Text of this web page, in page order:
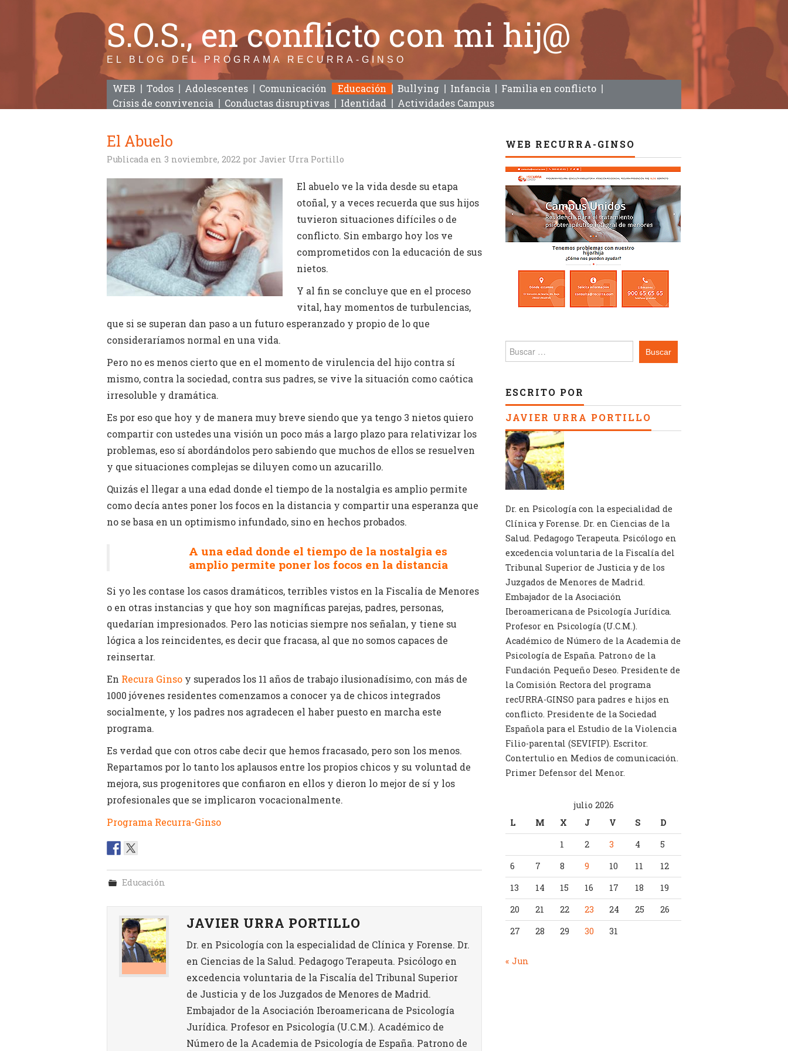
S.O.S., en conflicto con mi hij@
EL BLOG DEL PROGRAMA RECURRA-GINSO
WEB Todos Adolescentes Comunicación Educación Bullying Infancia
Familia en conflicto
Crisis de convivencia
Conductas disruptivas Identidad Actividades Campus
El Abuelo
Publicada en 3 noviembre, 2022 por Javier Urra Portillo
El abuelo ve la vida desde su etapa
otoñal, y a veces recuerda que sus hijos
tuvieron situaciones difíciles o de
conflicto. Sin embargo hoy los ve
comprometidos con la educación de sus
nietos.
Y al fin se concluye que en el proceso
vital, hay momentos de turbulencias,
que si se superan dan paso a un futuro esperanzado y propio de lo que
consideraríamos normal en una vida.
Pero no es menos cierto que en el momento de virulencia del hijo contra sí
mismo, contra la sociedad, contra sus padres, se vive la situación como caótica
irresoluble y dramática.
Es por eso que hoy y de manera muy breve siendo que ya tengo 3 nietos quiero
compartir con ustedes una visión un poco más a largo plazo para relativizar los
problemas, eso sí abordándolos pero sabiendo que muchos de ellos se resuelven
y que situaciones complejas se diluyen como un azucarillo.
Quizás el llegar a una edad donde el tiempo de la nostalgia es amplio permite
como decía antes poner los focos en la distancia y compartir una esperanza que
no se basa en un optimismo infundado, sino en hechos probados.
A una edad donde el tiempo de la nostalgia es
amplio permite poner los focos en la distancia
Si yo les contase los casos dramáticos, terribles vistos en la Fiscalía de Menores
o en otras instancias y que hoy son magníficas parejas, padres, personas,
quedarían impresionados. Pero las noticias siempre nos señalan, y tiene su
lógica a los reincidentes, es decir que fracasa, al que no somos capaces de
reinsertar.
En Recura Ginso y superados los 11 años de trabajo ilusionadísimo, con más de
1000 jóvenes residentes comenzamos a conocer ya de chicos integrados
socialmente, y los padres nos agradecen el haber puesto en marcha este
programa.
Es verdad que con otros cabe decir que hemos fracasado, pero son los menos.
Repartamos por lo tanto los aplausos entre los propios chicos y su voluntad de
mejora, sus progenitores que confiaron en ellos y dieron lo mejor de sí y los
profesionales que se implicaron vocacionalmente.
Programa Recurra-Ginso
Educación
JAVIER URRA PORTILLO
Dr. en Psicología con la especialidad de Clínica y Forense. Dr.
en Ciencias de la Salud. Pedagogo Terapeuta. Psicólogo en
excedencia voluntaria de la Fiscalía del Tribunal Superior
de Justicia y de los Juzgados de Menores de Madrid.
Embajador de la Asociación Iberoamericana de Psicología
Jurídica. Profesor en Psicología (U.C.M.). Académico de
Número de la Academia de Psicología de España. Patrono de
WEB RECURRA-GINSO
Buscar:
ESCRITO POR
JAVIER URRA PORTILLO
Dr. en Psicología con la especialidad de
Clínica y Forense. Dr. en Ciencias de la
Salud. Pedagogo Terapeuta. Psicólogo en
excedencia voluntaria de la Fiscalía del
Tribunal Superior de Justicia y de los
Juzgados de Menores de Madrid.
Embajador de la Asociación
Iberoamericana de Psicología Jurídica.
Profesor en Psicología (U.C.M.).
Académico de Número de la Academia de
Psicología de España. Patrono de la
Fundación Pequeño Deseo. Presidente de
la Comisión Rectora del programa
recURRA-GINSO para padres e hijos en
conflicto. Presidente de la Sociedad
Española para el Estudio de la Violencia
Filio-parental (SEVIFIP). Escritor.
Contertulio en Medios de comunicación.
Primer Defensor del Menor.
julio 2026
L
M X J V S
D
1
2 3 4
5
6
7 8 9 10 11
12
13
14 15 16 17 18
19
20
21 22 23 24 25
26
27
28 29 30 31
« Jun